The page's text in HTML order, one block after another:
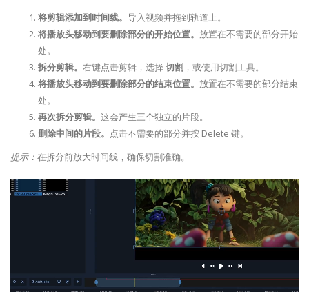
将剪辑添加到时间线。 导入视频并拖到轨道上。
将播放头移动到要删除部分的开始位置。 放置在不需要的部分开始
处。
拆分剪辑。 右键点击剪辑，选择 切割 ，或使用切割工具。
将播放头移动到要删除部分的结束位置。 放置在不需要的部分结束
处。
再次拆分剪辑。 这会产生三个独立的片段。
删除中间的片段。 点击不需要的部分并按 Delete 键。
提示： 在拆分前放大时间线，确保切割准确。